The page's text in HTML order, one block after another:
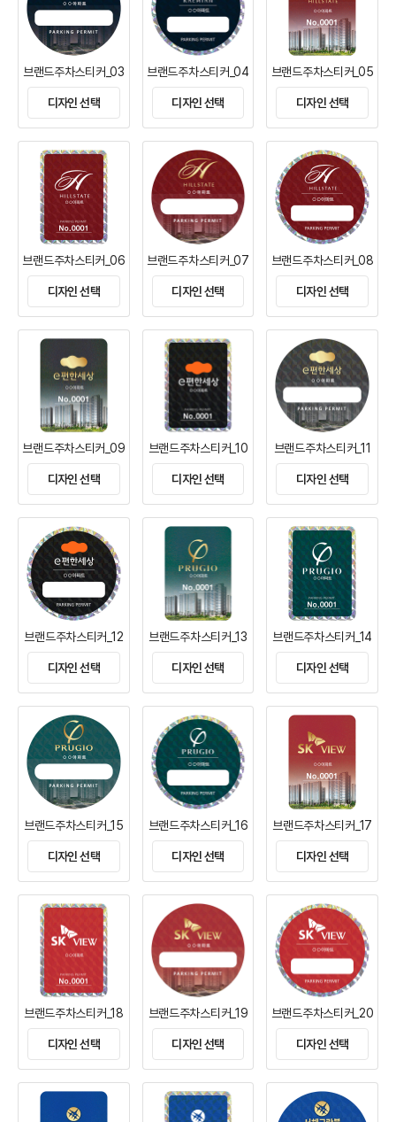
브랜드주차스티커_03
디자인 선택
브랜드주차스티커_04
디자인 선택
브랜드주차스티커_05
디자인 선택
브랜드주차스티커_06
디자인 선택
브랜드주차스티커_07
디자인 선택
브랜드주차스티커_08
디자인 선택
브랜드주차스티커_09
디자인 선택
브랜드주차스티커_10
디자인 선택
브랜드주차스티커_11
디자인 선택
브랜드주차스티커_12
디자인 선택
브랜드주차스티커_13
디자인 선택
브랜드주차스티커_14
디자인 선택
브랜드주차스티커_15
디자인 선택
브랜드주차스티커_16
디자인 선택
브랜드주차스티커_17
디자인 선택
브랜드주차스티커_18
디자인 선택
브랜드주차스티커_19
디자인 선택
브랜드주차스티커_20
디자인 선택